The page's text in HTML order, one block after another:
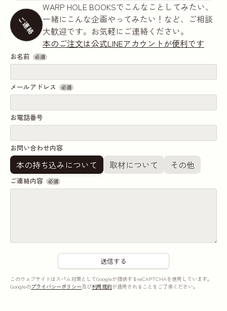
ご連絡
WARP HOLE BOOKSでこんなことしてみたい、
一緒にこんな企画やってみたい！など、ご相談
大歓迎です。お気軽にご連絡ください。
本のご注文は公式LINEアカウントが便利です
お名前 必須
メールアドレス 必須
お電話番号
お問い合わせ内容
本の持ち込みについて 取材について その他
ご連絡内容 必須
このウェブサイトはスパム対策としてGoogleが提供するreCAPTCHAを使用しています。
Googleのプライバシーポリシー及び利用規約が適用されることをご了承ください。